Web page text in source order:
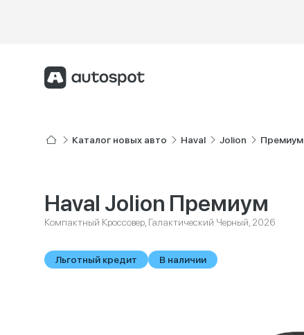
Каталог новых авто Haval Jolion Премиум
Haval Jolion Премиум
Компактный Кроссовер, Галактический Черный, 2026
Льготный кредит В наличии